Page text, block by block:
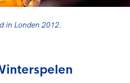
in Londen 2012.